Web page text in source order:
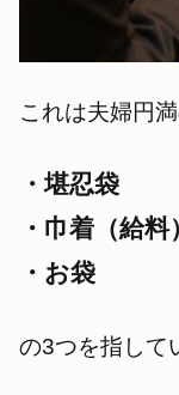
これは夫婦円
・堪忍袋
・巾着（給料
・お袋
の3つを指して